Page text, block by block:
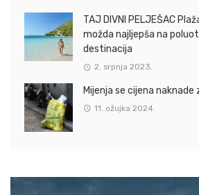
TAJ DIVNI PELJEŠAC
možda najljepša na
destinacija
2. srpnja 2023.
Mijenja se cijena
11. ožujka 2024.